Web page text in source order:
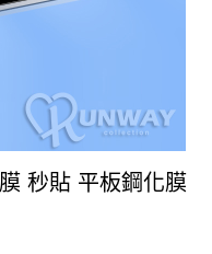
秒貼 平板鋼化膜